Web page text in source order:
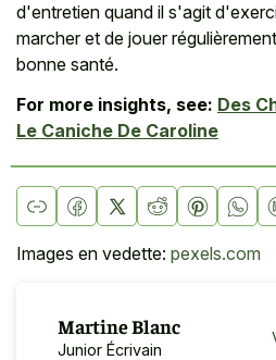
d'entretien quand il s'agit
marcher et de jouer
bonne santé.
For more insights, see: Des
Le Caniche De Caroline
Images en vedette: pexels.com
Martine Blanc
Junior Écrivain